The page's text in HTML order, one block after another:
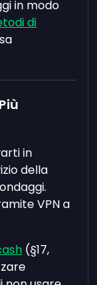
in modo
di
in
della
VPN a
(§17,